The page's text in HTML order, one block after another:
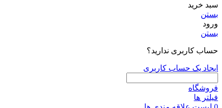
سبد خرید
بستن
ورود
بستن
حساب کاربری ندارید؟
ایجاد یک حساب کاربری
فروشگاه
فیلتر ها